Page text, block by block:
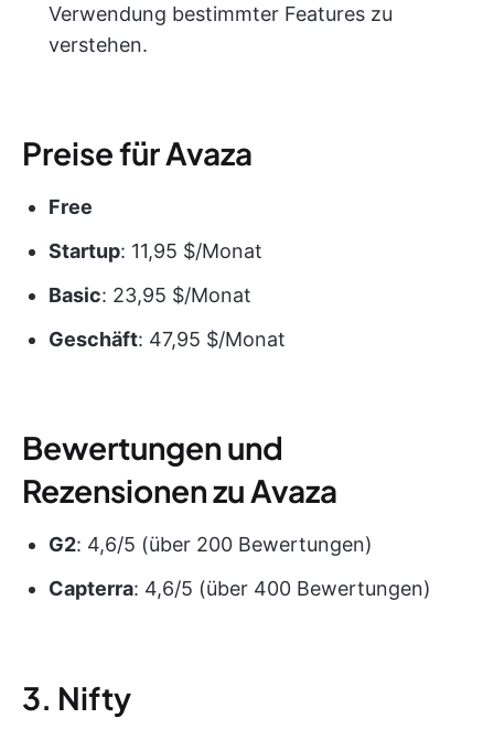
Verwendung bestimmter Features zu
verstehen.
Preise für Avaza
Free
Startup: 11,95 $/Monat
Basic: 23,95 $/Monat
Geschäft: 47,95 $/Monat
Bewertungen und
Rezensionen zu Avaza
G2: 4,6/5 (über 200 Bewertungen)
Capterra: 4,6/5 (über 400 Bewertungen)
3. Nifty